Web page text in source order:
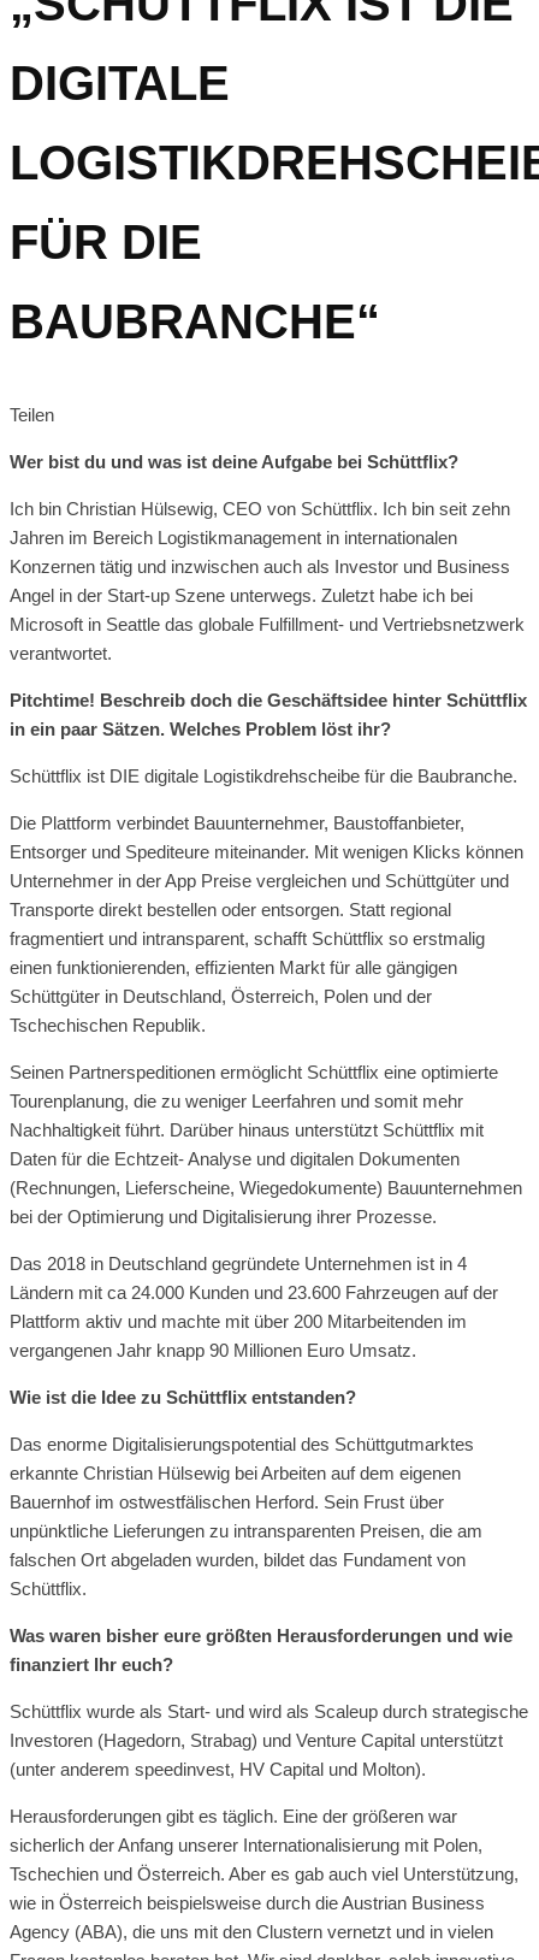
DIGITALE
FÜR DIE
BAUBRANCHE“
Teilen
Wer bist du und was ist deine Aufgabe bei Schüttflix?
Ich bin Christian Hülsewig, CEO von Schüttflix. Ich bin seit zehn
Jahren im Bereich Logistikmanagement in internationalen
Konzernen tätig und inzwischen auch als Investor und Business
Angel in der Start-up Szene unterwegs. Zuletzt habe ich bei
Microsoft in Seattle das globale Fulfillment- und Vertriebsnetzwerk
verantwortet.
Pitchtime! Beschreib doch die Geschäftsidee hinter Schüttflix
in ein paar Sätzen. Welches Problem löst ihr?
Schüttflix ist DIE digitale Logistikdrehscheibe für die Baubranche.
Die Plattform verbindet Bauunternehmer, Baustoffanbieter,
Entsorger und Spediteure miteinander. Mit wenigen Klicks können
Unternehmer in der App Preise vergleichen und Schüttgüter und
Transporte direkt bestellen oder entsorgen. Statt regional
fragmentiert und intransparent, schafft Schüttflix so erstmalig
einen funktionierenden, effizienten Markt für alle gängigen
Schüttgüter in Deutschland, Österreich, Polen und der
Tschechischen Republik.
Seinen Partnerspeditionen ermöglicht Schüttflix eine optimierte
Tourenplanung, die zu weniger Leerfahren und somit mehr
Nachhaltigkeit führt. Darüber hinaus unterstützt Schüttflix mit
Daten für die Echtzeit- Analyse und digitalen Dokumenten
(Rechnungen, Lieferscheine, Wiegedokumente) Bauunternehmen
bei der Optimierung und Digitalisierung ihrer Prozesse.
Das 2018 in Deutschland gegründete Unternehmen ist in 4
Ländern mit ca 24.000 Kunden und 23.600 Fahrzeugen auf der
Plattform aktiv und machte mit über 200 Mitarbeitenden im
vergangenen Jahr knapp 90 Millionen Euro Umsatz.
Wie ist die Idee zu Schüttflix entstanden?
Das enorme Digitalisierungspotential des Schüttgutmarktes
erkannte Christian Hülsewig bei Arbeiten auf dem eigenen
Bauernhof im ostwestfälischen Herford. Sein Frust über
unpünktliche Lieferungen zu intransparenten Preisen, die am
falschen Ort abgeladen wurden, bildet das Fundament von
Schüttflix.
Was waren bisher eure größten Herausforderungen und wie
finanziert Ihr euch?
Schüttflix wurde als Start- und wird als Scaleup durch strategische
Investoren (Hagedorn, Strabag) und Venture Capital unterstützt
(unter anderem speedinvest, HV Capital und Molton).
Herausforderungen gibt es täglich. Eine der größeren war
sicherlich der Anfang unserer Internationalisierung mit Polen,
Tschechien und Österreich. Aber es gab auch viel Unterstützung,
wie in Österreich beispielsweise durch die Austrian Business
Agency (ABA), die uns mit den Clustern vernetzt und in vielen